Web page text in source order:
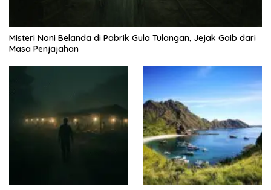
Misteri Noni Belanda di Pabrik Gula Tulangan, Jejak Gaib dari
Masa Penjajahan